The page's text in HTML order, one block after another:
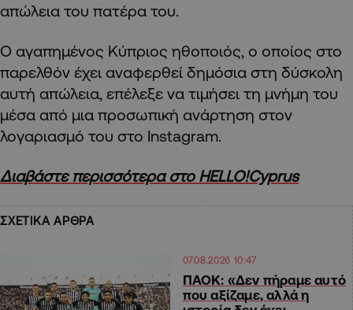
απώλεια του πατέρα του.
Ο αγαπημένος Κύπριος ηθοποιός, ο οποίος στο
παρελθόν έχει αναφερθεί δημόσια στη δύσκολη
αυτή απώλεια, επέλεξε να τιμήσει τη μνήμη του
μέσα από μια προσωπική ανάρτηση στον
λογαριασμό του στο Instagram.
Διαβάστε περισσότερα στο HELLO!Cyprus
ΣΧΕΤΙΚΑ ΑΡΘΡΑ
07.08.2026 10:47
ΠΑΟΚ: «Δεν πήραμε αυτό
που αξίζαμε, αλλά η